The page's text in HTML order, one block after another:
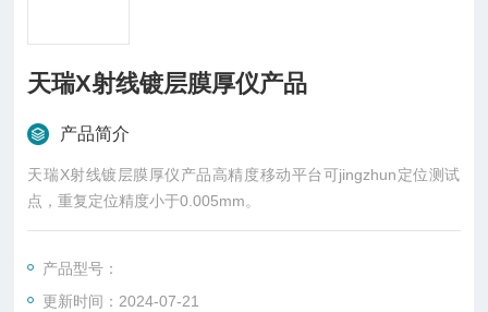
天瑞X射线镀层膜厚仪产品
产品简介
天瑞X射线镀层膜厚仪产品高精度移动平台可jingzhun定位测试
点，重复定位精度小于0.005mm。
产品型号：
更新时间：2024-07-21